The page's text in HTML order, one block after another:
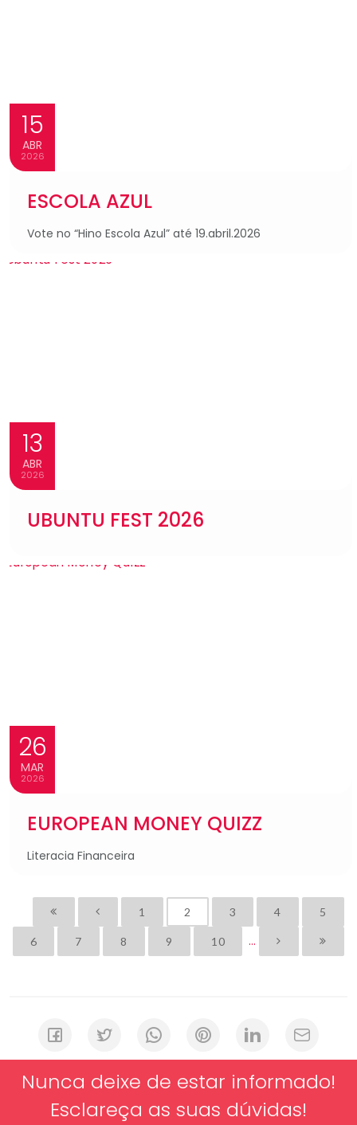
15
ABR
2026
ESCOLA AZUL
Vote no “Hino Escola Azul” até 19.abril.2026
13
ABR
2026
UBUNTU FEST 2026
26
MAR
2026
EUROPEAN MONEY QUIZZ
Literacia Financeira
1 2 3 4 5
6 7 8 9 10 ...
Nunca deixe de estar informado!
Esclareça as suas dúvidas!